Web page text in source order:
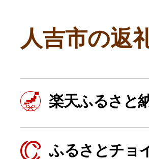
人吉市の返
楽天ふるさと
ふるさとチョ